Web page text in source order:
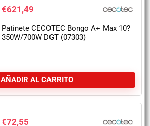
€621,49
Patinete CECOTEC Bongo A+ Max 10?
350W/700W DGT (07303)
AÑADIR AL CARRITO
€72,55